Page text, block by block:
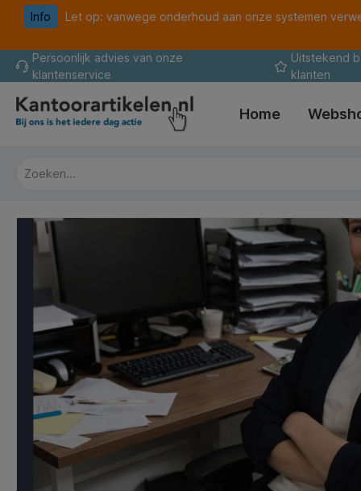
Ga naar de hoofdnavigatie
Info
Let op: vanwege onderhoud aan onze systemen
Persoonlijk advies van onze
klantenservice
Uitstekend
klanten
Home